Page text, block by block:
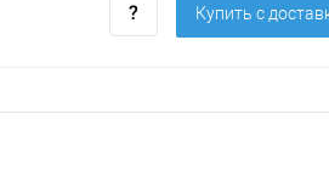
Купить c